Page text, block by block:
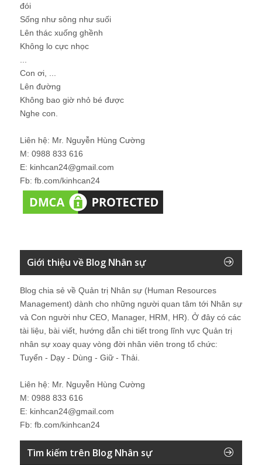
đói
Sống như sông như suối
Lên thác xuống ghềnh
Không lo cực nhọc
Con ơi, ...
Lên đường
Không bao giờ nhỏ bé được
Nghe con.
Liên hệ: Mr. Nguyễn Hùng Cường
M: 0988 833 616
E: kinhcan24@gmail.com
Fb: fb.com/kinhcan24
Giới thiệu về Blog Nhân sự
Blog chia sẻ về Quản trị Nhân sự (Human Resources
Management) dành cho những người quan tâm tới Nhân sự
và Con người như CEO, Manager, HRM, HR). Ở đây có các
tài liệu, bài viết, hướng dẫn chi tiết trong lĩnh vực Quản trị
nhân sự xoay quay vòng đời nhân viên trong tổ chức:
Tuyển - Dạy - Dùng - Giữ - Thải.
Liên hệ: Mr. Nguyễn Hùng Cường
M: 0988 833 616
E: kinhcan24@gmail.com
Fb: fb.com/kinhcan24
Tìm kiếm trên Blog Nhân sự